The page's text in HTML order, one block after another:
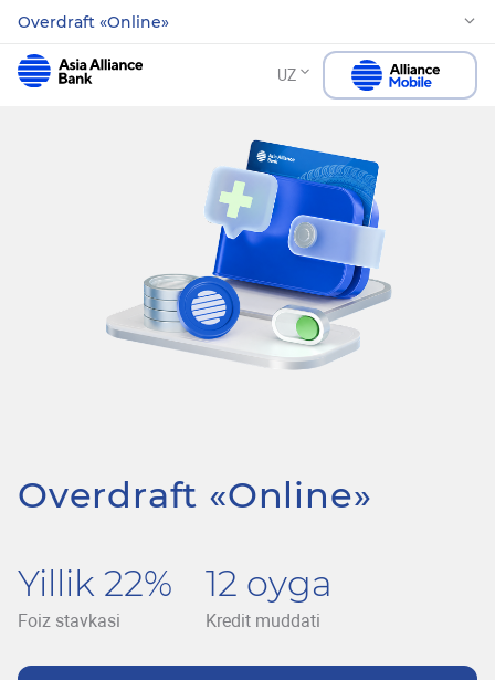
Overdraft «Online»
UZ
Overdraft «Online»
Yillik 22%
Foiz stavkasi
12 oyga
Kredit muddati